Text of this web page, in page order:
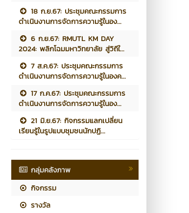
18 ก.ย.67: ประชุมคณะกรรมการ
ดำเนินงานการจัดการความรู้ในอง...
6 ก.ย.67: RMUTL KM DAY
2024: พลิกโฉมมหาวิทยาลัย สู่วิถีใ...
7 ส.ค.67: ประชุมคณะกรรมการ
ดำเนินงานการจัดการความรู้ในองค...
17 ก.ค.67: ประชุมคณะกรรมการ
ดำเนินงานการจัดการความรู้ในอง...
21 มิ.ย.67: กิจกรรมแลกเปลี่ยน
เรียนรู้ในรูปแบบชุมชนนักปฏิ...
กลุ่มคลังภาพ
กิจกรรม
รางวัล